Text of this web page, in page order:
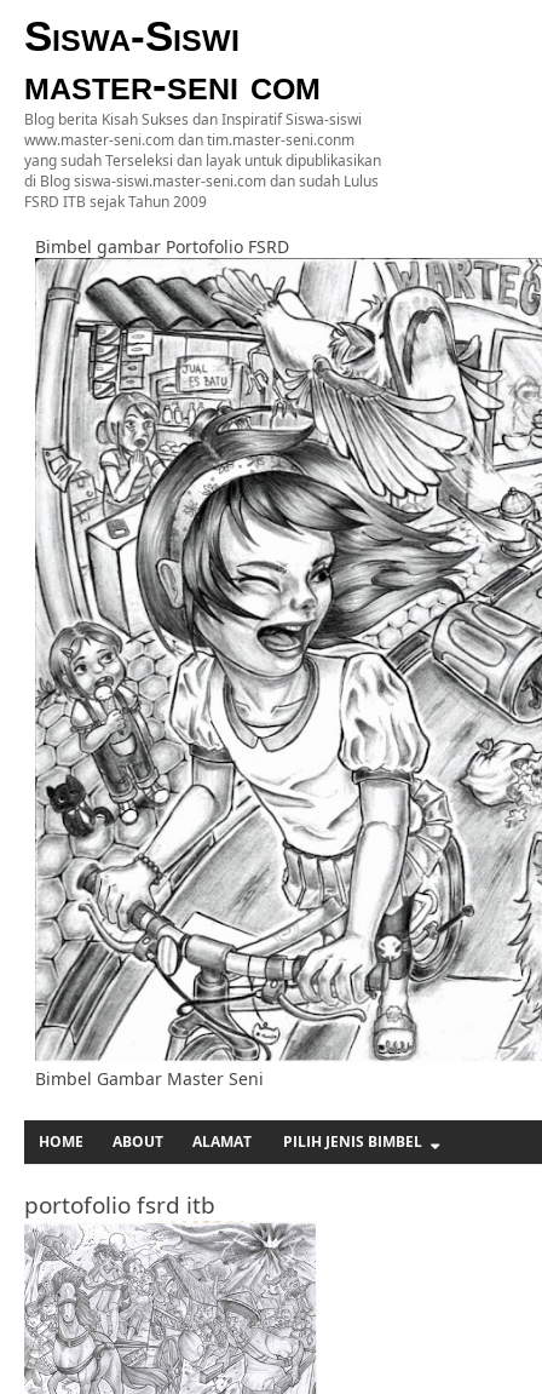
Siswa-Siswi
master-seni com
Blog berita Kisah Sukses dan Inspiratif Siswa-siswi
www.master-seni.com dan tim.master-seni.conm
yang sudah Terseleksi dan layak untuk dipublikasikan
di Blog siswa-siswi.master-seni.com dan sudah Lulus
FSRD ITB sejak Tahun 2009
Bimbel gambar Portofolio FSRD
Bimbel Gambar Master Seni
HOME ABOUT ALAMAT PILIH JENIS BIMBEL
portofolio fsrd itb